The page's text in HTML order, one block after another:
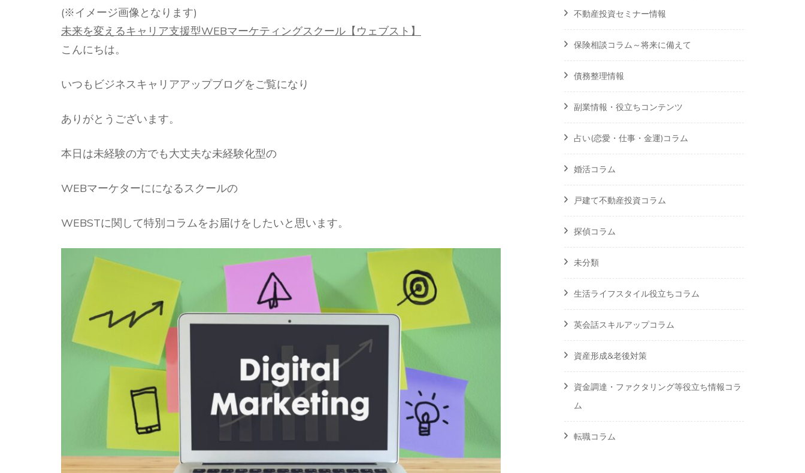
(※イメージ画像となります)
未来を変えるキャリア支援型WEBマーケティングスクール【ウェブスト】
こんにちは。
いつもビジネスキャリアアップブログをご覧になり
ありがとうございます。
本日は未経験の方でも大丈夫な未経験化型の
WEBマーケターにになるスクールの
WEBSTに関して特別コラムをお届けをしたいと思います。
不動産投資セミナー情報
保険相談コラム～将来に備えて
債務整理情報
副業情報・役立ちコンテンツ
占い(恋愛・仕事・金運)コラム
婚活コラム
戸建て不動産投資コラム
探偵コラム
未分類
生活ライフスタイル役立ちコラム
英会話スキルアップコラム
資産形成&老後対策
資金調達・ファクタリング等役立ち情報コラ
ム
転職コラム